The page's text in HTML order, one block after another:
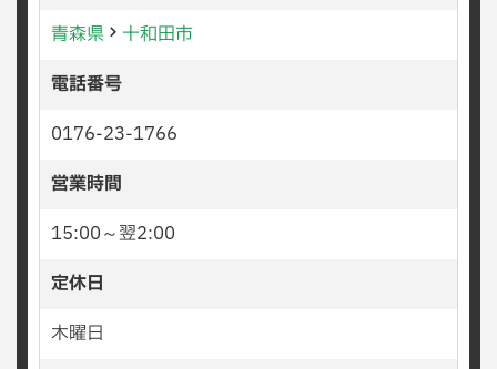
青森県
十和田市
電話番号
0176-23-1766
営業時間
15:00～翌2:00
定休日
木曜日